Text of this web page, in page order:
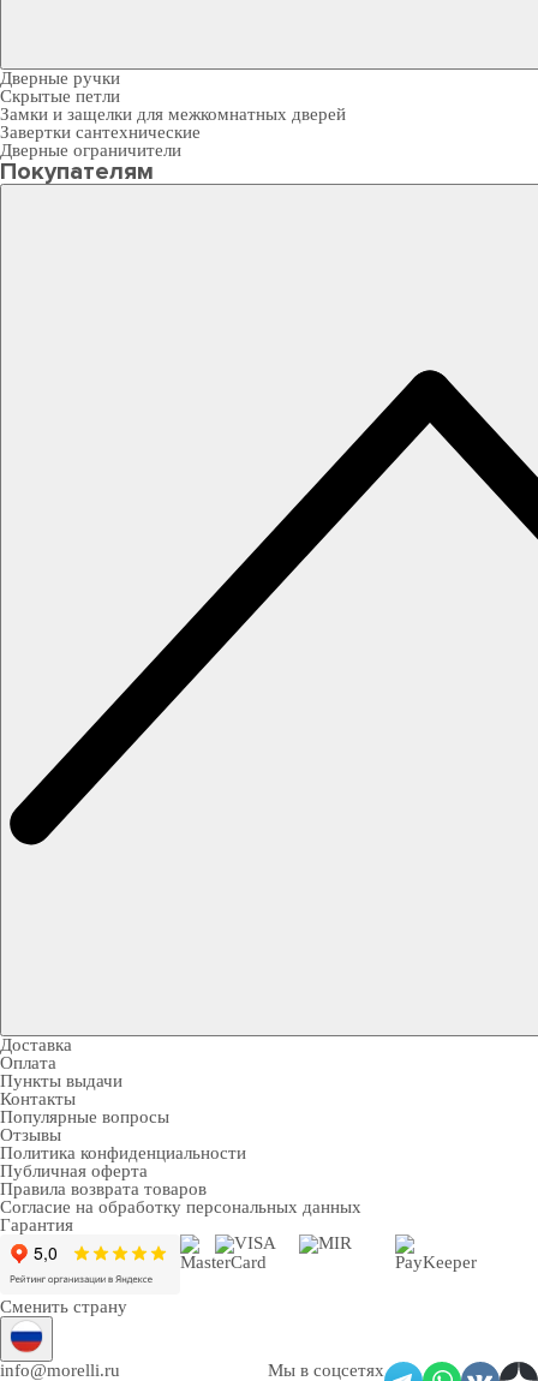
Дверные ручки
Скрытые петли
Замки и защелки для межкомнатных дверей
Завертки сантехнические
Дверные ограничители
Покупателям
Доставка
Оплата
Пункты выдачи
Контакты
Популярные вопросы
Отзывы
Политика конфиденциальности
Публичная оферта
Правила возврата товаров
Согласие на обработку персональных данных
Гарантия
Сменить страну
info@morelli.ru
Мы в соцсетях